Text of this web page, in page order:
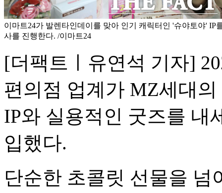
이마트24가 발렌타인데이를 맞아 인기 캐릭터인 '슈야토야' IP
사를 진행한다. /이마트24
[더팩트ㅣ유연석 기자]
편의점 업계가 MZ세대
IP와 실용적인 굿즈를 내
입했다.
단순한 초콜릿 선물을